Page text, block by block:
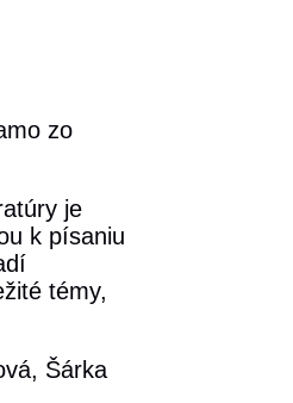
zo
je
k písaniu
témy,
Šárka